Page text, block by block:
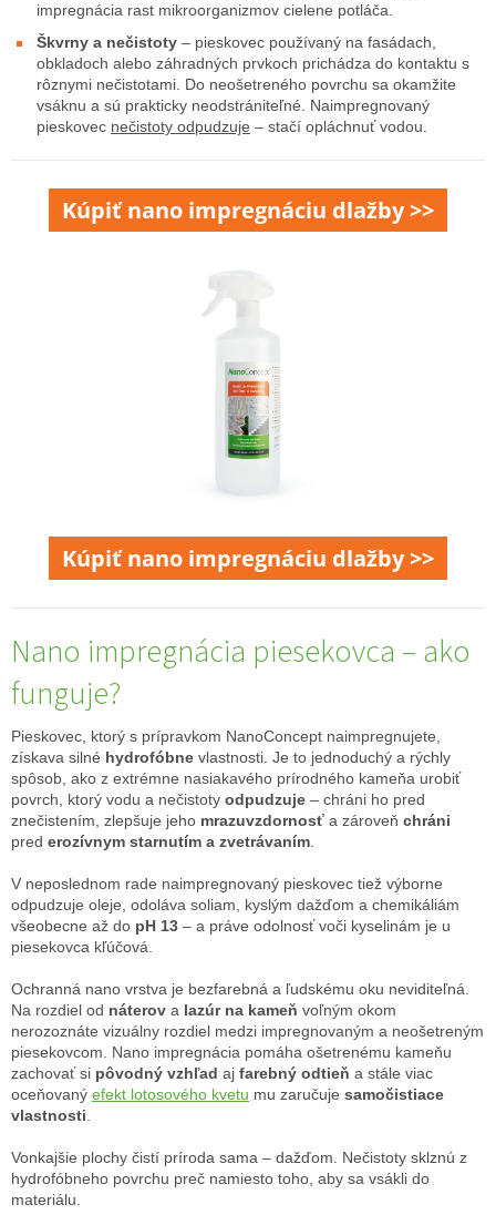
impregnácia rast mikroorganizmov cielene potláča.
Škvrny a nečistoty – pieskovec používaný na fasádach,
obkladoch alebo záhradných prvkoch prichádza do kontaktu s
rôznymi nečistotami. Do neošetreného povrchu sa okamžite
vsáknu a sú prakticky neodstrániteľné. Naimpregnovaný
pieskovec nečistoty odpudzuje – stačí opláchnuť vodou.
Kúpiť nano impregnáciu dlažby >>
Kúpiť nano impregnáciu dlažby >>
Nano impregnácia piesekovca – ako
funguje?
Pieskovec, ktorý s prípravkom NanoConcept naimpregnujete,
získava silné hydrofóbne vlastnosti. Je to jednoduchý a rýchly
spôsob, ako z extrémne nasiakavého prírodného kameňa urobiť
povrch, ktorý vodu a nečistoty odpudzuje – chráni ho pred
znečistením, zlepšuje jeho mrazuvzdornosť a zároveň chráni
pred erozívnym starnutím a zvetrávaním
V neposlednom rade naimpregnovaný pieskovec tiež výborne
odpudzuje oleje, odoláva soliam, kyslým dažďom a chemikáliám
všeobecne až do pH 13 – a práve odolnosť voči kyselinám je u
piesekovca kľúčová.
Ochranná nano vrstva je bezfarebná a ľudskému oku neviditeľná.
Na rozdiel od náterov a lazúr na kameň voľným okom
nerozoznáte vizuálny rozdiel medzi impregnovaným a neošetreným
piesekovcom. Nano impregnácia pomáha ošetrenému kameňu
zachovať si pôvodný vzhľad aj farebný odtieň a stále viac
oceňovaný efekt lotosového kvetu mu zaručuje samočistiace
vlastnosti
Vonkajšie plochy čistí príroda sama – dažďom. Nečistoty sklznú z
hydrofóbneho povrchu preč namiesto toho, aby sa vsákli do
materiálu.